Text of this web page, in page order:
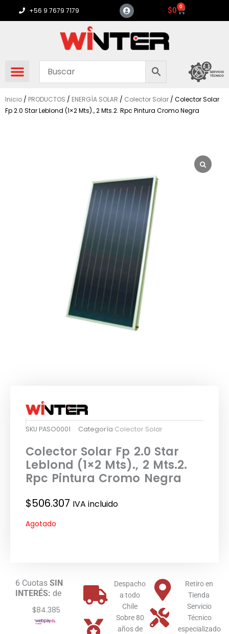
+56 9 7679 7179 $0 0
Carrito
Inicio / PRODUCTOS / ENERGÍA SOLAR / Colector Solar / Colector Solar
Fp 2.0 Star Leblond (1×2 Mts)., 2 Mts.2. Rpc Pintura Cromo Negra
SKU PASO0001 Categoría Colector Solar
Colector Solar Fp 2.0 Star
Leblond (1×2 Mts)., 2 Mts.2.
Rpc Pintura Cromo Negra
$506.307 IVA incluido
Agotado
6 Cuotas SIN
INTERÉS: de
$84.385
Despacho
a todo
Chile
Sobre 80
años de
Retiro en
Tienda
Servicio
Técnico
especializado